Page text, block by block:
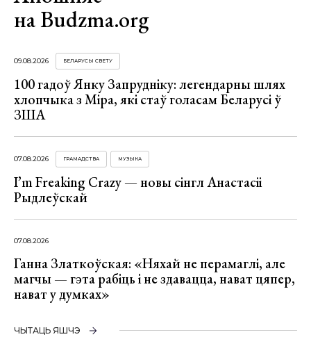
на Budzma.org
09.08.2026 БЕЛАРУСЫ СВЕТУ
100 гадоў Янку Запрудніку: легендарны шлях
хлопчыка з Міра, які стаў голасам Беларусі ў
ЗША
07.08.2026 ГРАМАДСТВА МУЗЫКА
I’m Freaking Crazy — новы сінгл Анастасіі
Рыдлеўскай
07.08.2026
Ганна Златкоўская: «Няхай не перамаглі, але
магчы — гэта рабіць і не здавацца, нават цяпер,
нават у думках»
ЧЫТАЦЬ ЯШЧЭ